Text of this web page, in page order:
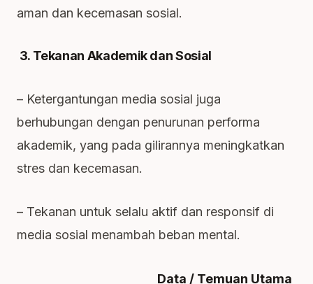
aman dan kecemasan sosial.
3. Tekanan Akademik dan Sosial
– Ketergantungan media sosial juga
berhubungan dengan penurunan performa
akademik, yang pada gilirannya meningkatkan
stres dan kecemasan.
– Tekanan untuk selalu aktif dan responsif di
media sosial menambah beban mental.
Data / Temuan Utama